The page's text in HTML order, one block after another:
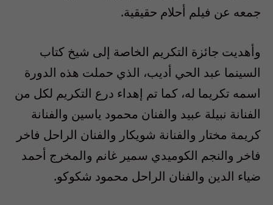
جمعه عن فيلم أحلام حقيقية.
وأهديت جائزة التكريم الخاصة إلى شيخ كتاب
السينما عبد الحي أديب، الذي حملت هذه الدورة
اسمه تكريما له، كما تم إهداء درع التكريم لكل من
الفنانة نبيلة عبيد والفنان محمود ياسين والفنانة
كريمة مختار والفنانة شويكار والفنان الراحل فاخر
فاخر والنجم الكوميدي سمير غانم والمخرج أحمد
ضياء الدين والفنان الراحل محمود شكوكو.